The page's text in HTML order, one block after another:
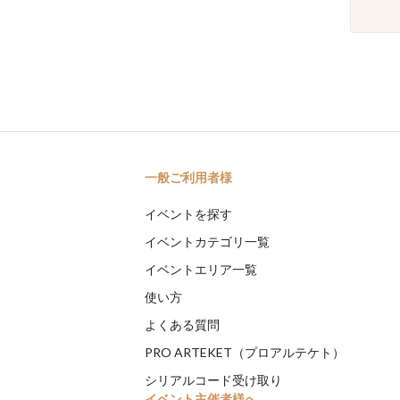
一般ご利用者様
イベントを探す
イベントカテゴリ一覧
イベントエリア一覧
使い方
よくある質問
PRO ARTEKET（プロアルテケト）
シリアルコード受け取り